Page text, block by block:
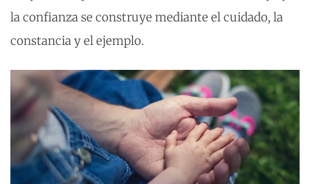
la confianza se construye mediante el cuidado, la
constancia y el ejemplo.